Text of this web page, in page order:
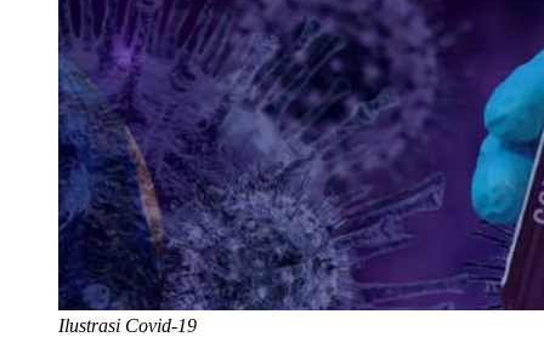
Ilustrasi Covid-19